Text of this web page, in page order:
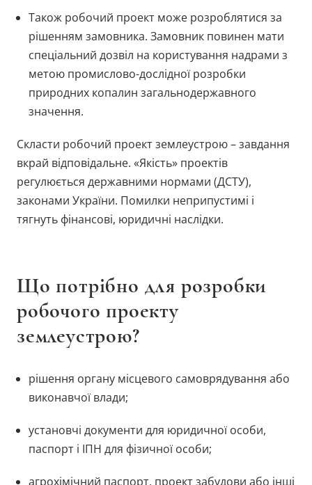
Також робочий проект може розроблятися за
рішенням замовника. Замовник повинен мати
спеціальний дозвіл на користування надрами з
метою промислово-дослідної розробки
природних копалин загальнодержавного
значення.
Скласти робочий проект землеустрою – завдання
вкрай відповідальне. «Якість» проектів
регулюється державними нормами (ДСТУ),
законами України. Помилки неприпустимі і
тягнуть фінансові, юридичні наслідки.
Що потрібно для розробки
робочого проекту
землеустрою?
рішення органу місцевого самоврядування або
виконавчої влади;
установчі документи для юридичної особи,
паспорт і ІПН для фізичної особи;
агрохімічний паспорт, проект забудови або інші